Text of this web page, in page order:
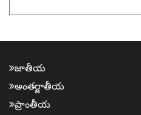
జాతీయ
అంత‌ర్జాతీయ
ప్రాంతీయ‌